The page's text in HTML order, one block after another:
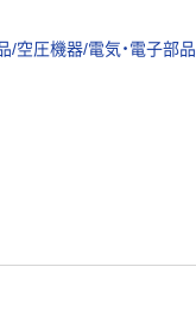
/空圧機器/電気・電子部品